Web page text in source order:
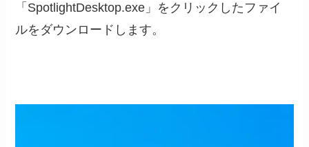
「SpotlightDesktop.exe」をクリックしたファイ
ルをダウンロードします。